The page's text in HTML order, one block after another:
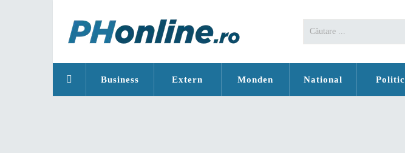
Business Extern Monden National Politic